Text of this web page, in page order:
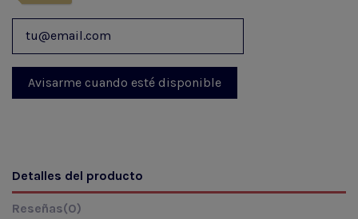
Detalles del producto
Reseñas(0)